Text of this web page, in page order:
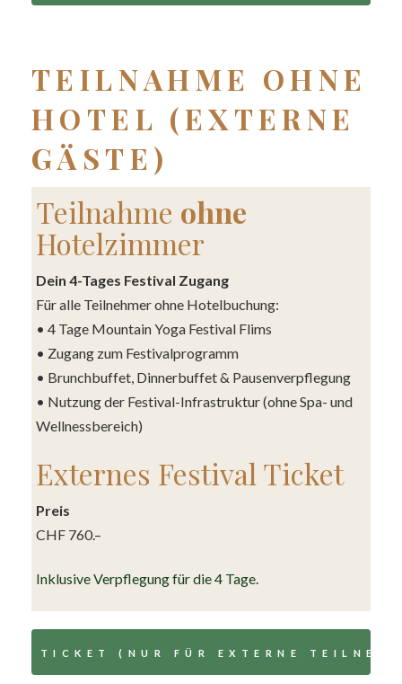
TEILNAHME OHNE
HOTEL (EXTERNE
GÄSTE)
Teilnahme ohne
Hotelzimmer
Dein 4-Tages Festival Zugang
Für alle Teilnehmer ohne Hotelbuchung:
• 4 Tage Mountain Yoga Festival Flims
• Zugang zum Festivalprogramm
• Brunchbuffet, Dinnerbuffet & Pausenverpflegung
• Nutzung der Festival-Infrastruktur (ohne Spa- und
Wellnessbereich)
Externes Festival Ticket
Preis
CHF 760.–
Inklusive Verpflegung für die 4 Tage.
TICKET (NUR FÜR EXTERNE